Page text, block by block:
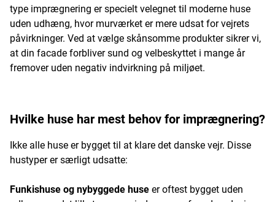
type imprægnering er specielt velegnet til moderne huse
uden udhæng, hvor murværket er mere udsat for vejrets
påvirkninger. Ved at vælge skånsomme produkter sikrer vi,
at din facade forbliver sund og velbeskyttet i mange år
fremover uden negativ indvirkning på miljøet.
Hvilke huse har mest behov for imprægnering?
Ikke alle huse er bygget til at klare det danske vejr. Disse
hustyper er særligt udsatte:
Funkishuse og nybyggede huse er oftest bygget uden